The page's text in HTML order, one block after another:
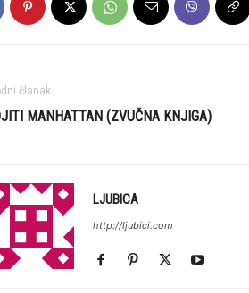
članak
MANHATTAN (ZVUČNA KNJIGA)
LJUBICA
http://ljubici.com